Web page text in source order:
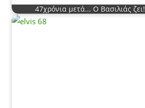
47χρόνια μετά... Ο Βασιλιάς ζει!